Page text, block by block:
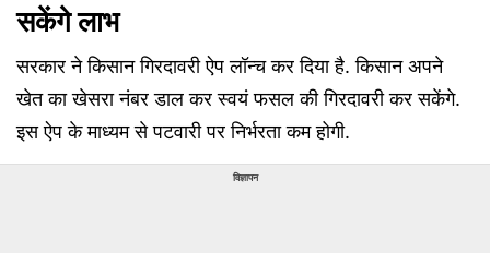
सकेंगे लाभ
सरकार ने किसान गिरदावरी ऐप लॉन्च कर दिया है. किसान अपने
खेत का खेसरा नंबर डाल कर स्वयं फसल की गिरदावरी कर सकेंगे.
इस ऐप के माध्यम से पटवारी पर निर्भरता कम होगी.
विज्ञापन